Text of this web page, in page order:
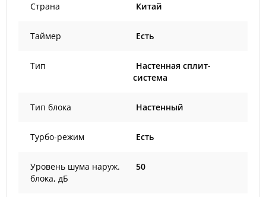
Страна Китай
Таймер Есть
Тип
Настенная сплит-
система
Тип блока Настенный
Турбо-режим Есть
Уровень шума наруж.
блока, дБ
50